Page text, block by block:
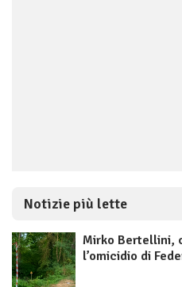
Notizie più lette
Mirko Bertellini,
l’omicidio di